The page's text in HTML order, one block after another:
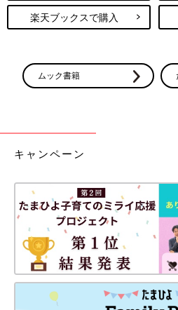
楽天ブックスで購入
ムック書籍
キャンペーン